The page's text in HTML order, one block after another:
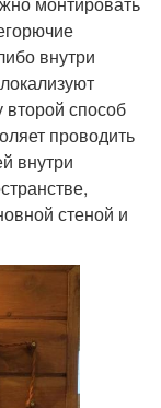
внутри
способ
проводить
внутри
стеной и